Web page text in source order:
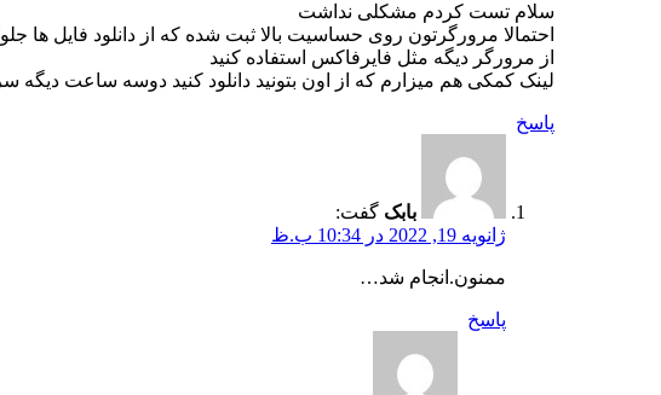
سلام تست کردم مشکلی نداشت
احتمالا مرورگرتون روی حساسیت بالا ثبت شده که از دانلود فایل ها
از مرورگر دیگه مثل فایرفاکس استفاده کنید
لینک کمکی هم میزارم که از اون بتونید دانلود کنید دوسه ساعت دیگه
پاسخ
بابک گفت:
ژانویه 19, 2022 در 10:34 ب.ظ
ممنون.انجام شد…
پاسخ